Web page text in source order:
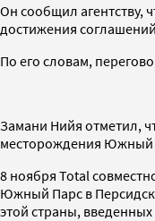
Он сообщил агентству,
достижения
По его словам,
Замани Нийя отметил,
месторождения Южный
8 ноября Total
Южный Парс в
этой страны,